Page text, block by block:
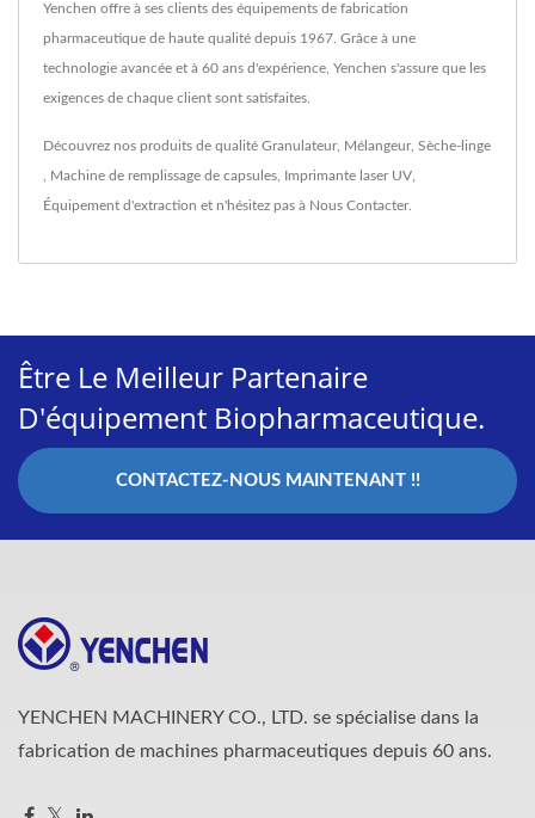
Yenchen offre à ses clients des équipements de fabrication
pharmaceutique de haute qualité depuis 1967. Grâce à une
technologie avancée et à 60 ans d'expérience, Yenchen s'assure que les
exigences de chaque client sont satisfaites.
Découvrez nos produits de qualité Granulateur, Mélangeur, Sèche-linge
Machine de remplissage de capsules Imprimante laser UV
Équipement d'extraction et n'hésitez pas à Nous Contacter.
Être Le Meilleur Partenaire
D'équipement Biopharmaceutique.
CONTACTEZ-NOUS MAINTENANT !!
YENCHEN MACHINERY CO., LTD. se spécialise dans la
fabrication de machines pharmaceutiques depuis 60 ans.